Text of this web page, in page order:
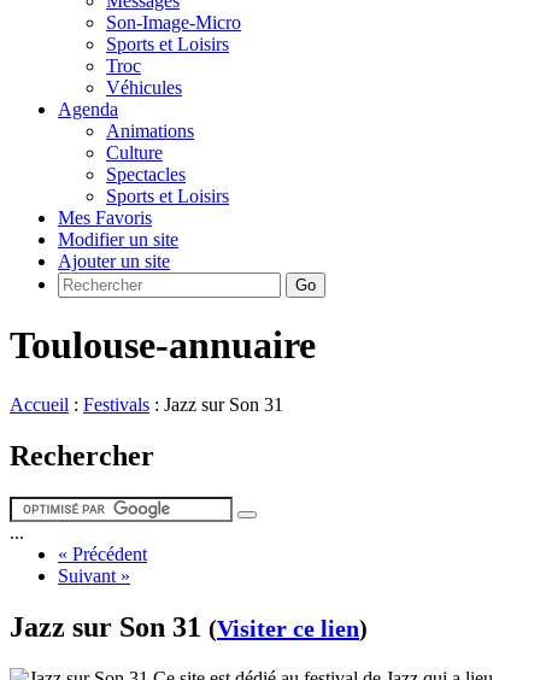
Son-Image-Micro
Sports et Loisirs
Troc
Véhicules
Agenda
Animations
Culture
Spectacles
Sports et Loisirs
Mes Favoris
Modifier un site
Ajouter un site
Go
Toulouse-annuaire
Accueil : Festivals : Jazz sur Son 31
Rechercher
...
« Précédent
Suivant »
Jazz sur Son 31 (Visiter ce lien)